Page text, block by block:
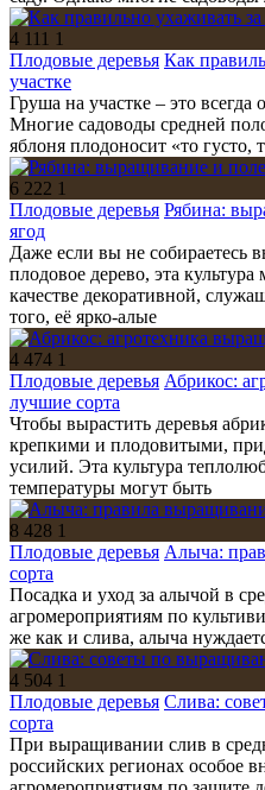
4 111 1
Плодовые деревья Как
участке
Груша на участке – это
Многие садоводы средней
яблоня плодоносит «то густо,
6 222 1
Плодовые деревья Рябина:
ягод
Даже если вы не собираетесь
плодовое дерево, эта культура
качестве декоративной,
того, её ярко-алые
4 474 1
Плодовые деревья Абрикос:
лучшие сорта
Чтобы вырастить деревья
крепкими и плодовитыми,
усилий. Эта культура
температуры могут быть
8 428 1
Плодовые деревья Алыча:
сорта
Посадка и уход за алычой в
агромероприятиям по
же как и слива, алыча
4 504 1
Плодовые деревья Слива:
сорта
При выращивании слив в
российских регионах особое